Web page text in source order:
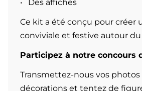
Des affiches
Ce kit a été conçu pour créer
conviviale et festive autour du
Participez à notre concours
Transmettez-nous vos photos
décorations et tentez de